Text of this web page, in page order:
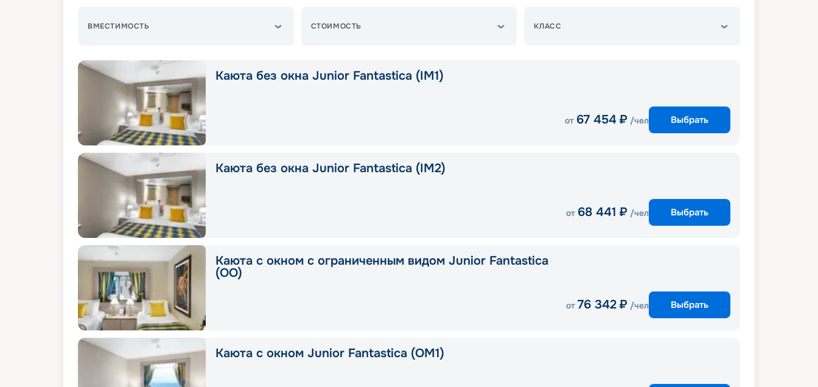
ВМЕСТИМОСТЬ СТОИМОСТЬ КЛАСС
Каюта без окна Junior Fantastica (IM1)
от 67 454 ₽ /чел Выбрать
Каюта без окна Junior Fantastica (IM2)
от 68 441 ₽ /чел Выбрать
Каюта с окном с ограниченным видом Junior Fantastica
(OO)
от 76 342 ₽ /чел Выбрать
Каюта с окном Junior Fantastica (OM1)